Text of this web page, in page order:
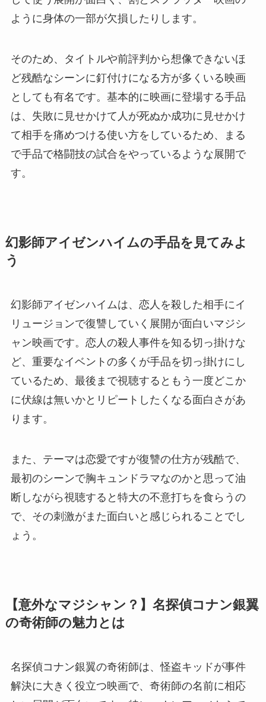
ように身体の一部が欠損したりします。
そのため、タイトルや前評判から想像できないほ
ど残酷なシーンに釘付けになる方が多くいる映画
としても有名です。基本的に映画に登場する手品
は、失敗に見せかけて人が死ぬか成功に見せかけ
て相手を痛めつける使い方をしているため、まる
で手品で格闘技の試合をやっているような展開で
す。
幻影師アイゼンハイムの手品を見てみよ
う
幻影師アイゼンハイムは、恋人を殺した相手にイ
リュージョンで復讐していく展開が面白いマジシ
ャン映画です。恋人の殺人事件を知る切っ掛けな
ど、重要なイベントの多くが手品を切っ掛けにし
ているため、最後まで視聴するともう一度どこか
に伏線は無いかとリピートしたくなる面白さがあ
ります。
また、テーマは恋愛ですが復讐の仕方が残酷で、
最初のシーンで胸キュンドラマなのかと思って油
断しながら視聴すると特大の不意打ちを食らうの
で、その刺激がまた面白いと感じられることでし
ょう。
【意外なマジシャン？】名探偵コナン銀翼
の奇術師の魅力とは
名探偵コナン銀翼の奇術師は、怪盗キッドが事件
解決に大きく役立つ映画で、奇術師の名前に相応